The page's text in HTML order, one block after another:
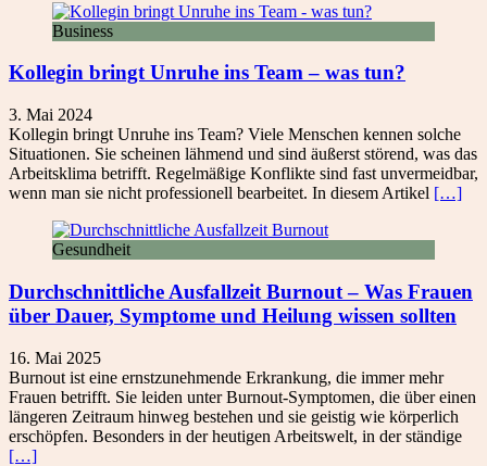
Business
Kollegin bringt Unruhe ins Team – was tun?
3. Mai 2024
Kollegin bringt Unruhe ins Team? Viele Menschen kennen solche
Situationen. Sie scheinen lähmend und sind äußerst störend, was das
Arbeitsklima betrifft. Regelmäßige Konflikte sind fast unvermeidbar,
wenn man sie nicht professionell bearbeitet. In diesem Artikel […]
Gesundheit
Durchschnittliche Ausfallzeit Burnout – Was Frauen
über Dauer, Symptome und Heilung wissen sollten
16. Mai 2025
Burnout ist eine ernstzunehmende Erkrankung, die immer mehr
Frauen betrifft. Sie leiden unter Burnout-Symptomen, die über einen
längeren Zeitraum hinweg bestehen und sie geistig wie körperlich
erschöpfen. Besonders in der heutigen Arbeitswelt, in der ständige
[…]